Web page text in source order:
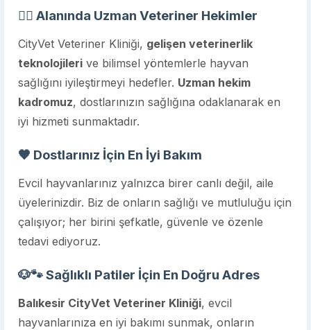
👨‍⚕️ Alanında Uzman Veteriner Hekimler
CityVet Veteriner Kliniği, gelişen veterinerlik
teknolojileri ve bilimsel yöntemlerle hayvan
sağlığını iyileştirmeyi hedefler. Uzman hekim
kadromuz, dostlarınızın sağlığına odaklanarak en
iyi hizmeti sunmaktadır.
🧡 Dostlarınız İçin En İyi Bakım
Evcil hayvanlarınız yalnızca birer canlı değil, aile
üyelerinizdir. Biz de onların sağlığı ve mutluluğu için
çalışıyor; her birini şefkatle, güvenle ve özenle
tedavi ediyoruz.
🐶🐾 Sağlıklı Patiler İçin En Doğru Adres
Balıkesir CityVet Veteriner Kliniği, evcil
hayvanlarınıza en iyi bakımı sunmak, onların